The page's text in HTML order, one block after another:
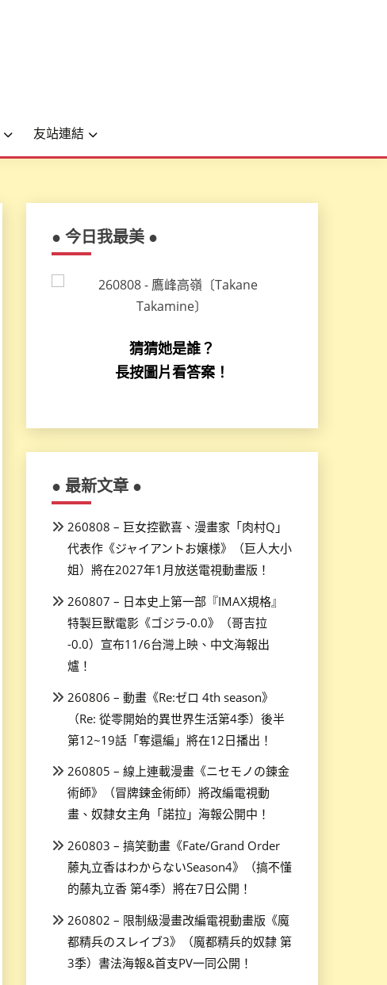
友站連結
● 今日我最美 ●
猜猜她是誰？
長按圖片看答案！
● 最新文章 ●
260808 – 巨女控歡喜、漫畫家「肉村Q」
代表作《ジャイアントお嬢様》（巨人大小
姐）將在2027年1月放送電視動畫版！
260807 – 日本史上第一部『IMAX規格』
特製巨獸電影《ゴジラ-0.0》（哥吉拉
-0.0）宣布11/6台灣上映、中文海報出
爐！
260806 – 動畫《Re:ゼロ 4th season》
（Re: 從零開始的異世界生活第4季）後半
第12~19話「奪還編」將在12日播出！
260805 – 線上連載漫畫《ニセモノの錬金
術師》（冒牌鍊金術師）將改編電視動
畫、奴隸女主角「諾拉」海報公開中！
260803 – 搞笑動畫《Fate/Grand Order
藤丸立香はわからないSeason4》（搞不懂
的藤丸立香 第4季）將在7日公開！
260802 – 限制級漫畫改編電視動畫版《魔
都精兵のスレイブ3》（魔都精兵的奴隸 第
3季）書法海報&首支PV一同公開！